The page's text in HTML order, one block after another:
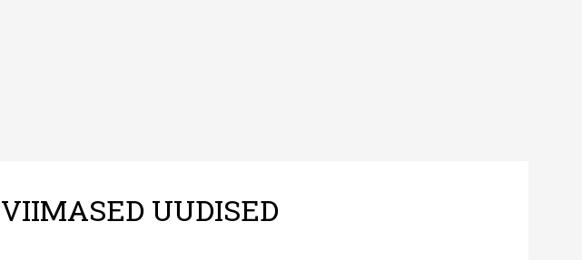
VIIMASED UUDISED